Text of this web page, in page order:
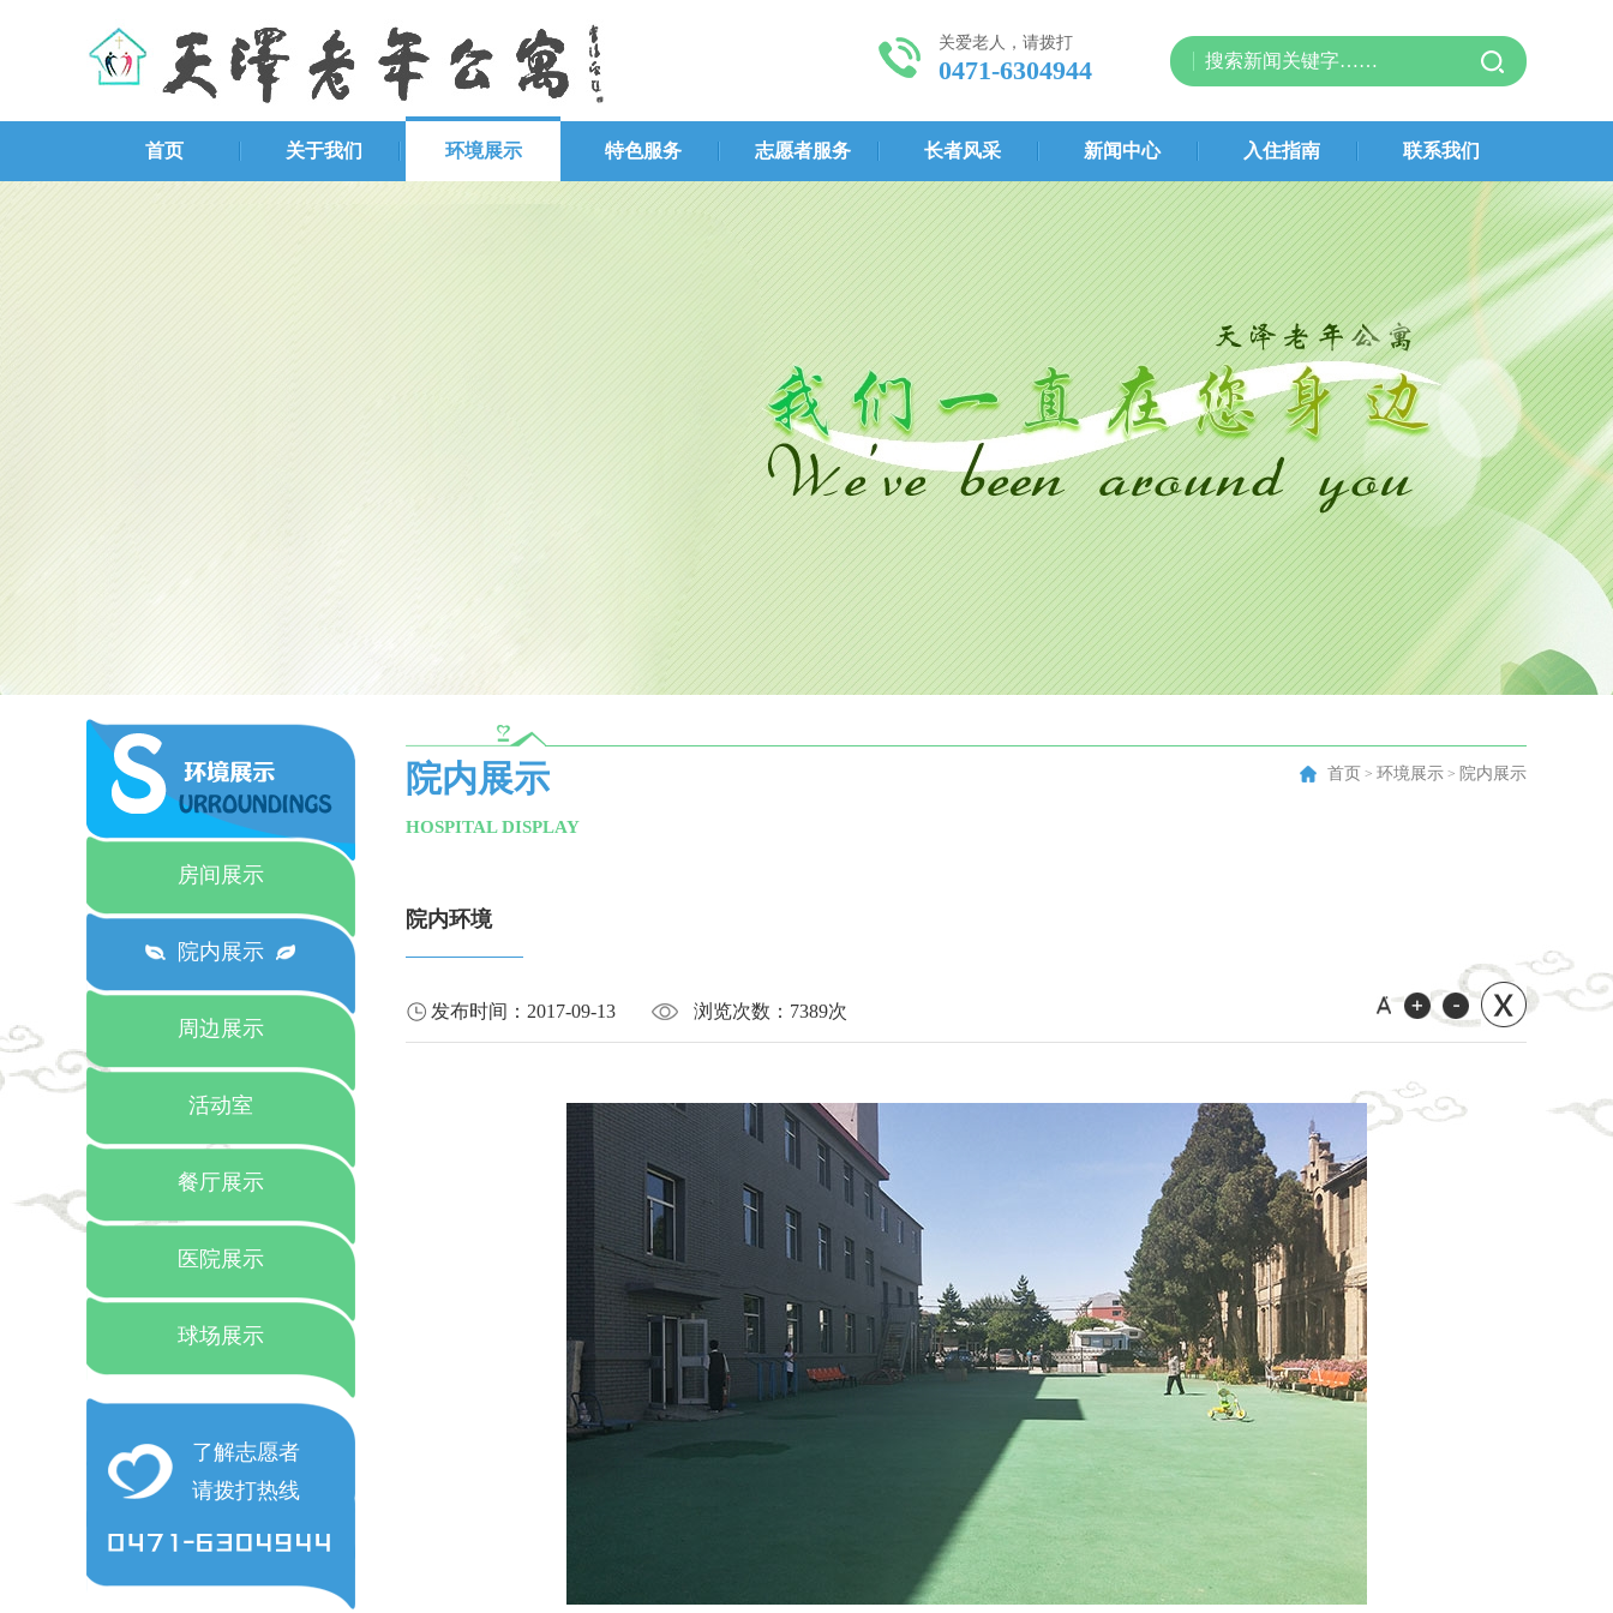
关爱老人，请拨打
0471-6304944
首页 关于我们 环境展示 特色服务 志愿者服务 长者风采 新闻中心 入住指南 联系我们
房间展示
院内展示
周边展示
活动室
餐厅展示
医院展示
球场展示
了解志愿者
请拨打热线
院内展示
HOSPITAL DISPLAY
首页 > 环境展示 > 院内展示
院内环境
发布时间： 2017-09-13 浏览次数： 7389次